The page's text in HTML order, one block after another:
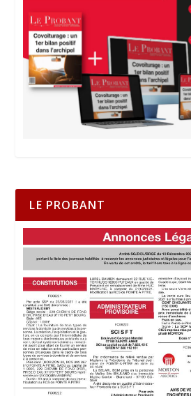
LE PROBANT